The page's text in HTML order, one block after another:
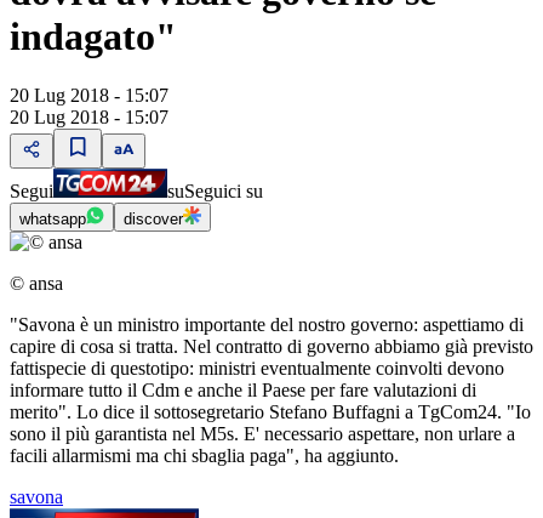
indagato"
20 Lug 2018 - 15:07
20 Lug 2018 - 15:07
Segui suSeguici su
whatsapp discover
© ansa
"Savona è un ministro importante del nostro governo: aspettiamo di
capire di cosa si tratta. Nel contratto di governo abbiamo già previsto
fattispecie di questotipo: ministri eventualmente coinvolti devono
informare tutto il Cdm e anche il Paese per fare valutazioni di
merito". Lo dice il sottosegretario Stefano Buffagni a TgCom24. "Io
sono il più garantista nel M5s. E' necessario aspettare, non urlare a
facili allarmismi ma chi sbaglia paga", ha aggiunto.
savona